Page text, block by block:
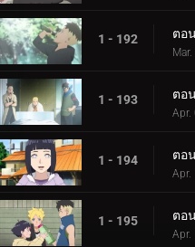
1 - 192 ตอ
1 - 193 ตอ
Apr.
1 - 194 ตอ
Apr.
1 - 195 ตอ
Apr.